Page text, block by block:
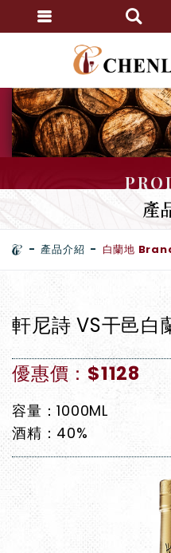
產
產品介紹 白蘭地
軒尼詩 VS干邑
優惠價：$1128
容量：1000ML
酒精：40%